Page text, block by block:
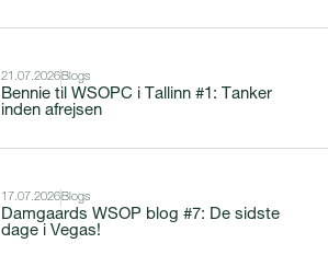
21.07.2026Blogs
Bennie til WSOPC i Tallinn #1: Tanker
inden afrejsen
17.07.2026Blogs
Damgaards WSOP blog #7: De sidste
dage i Vegas!